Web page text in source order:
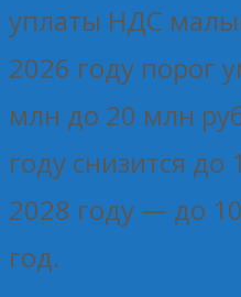
уплаты НДС
2026 году порог
млн до 20 млн
году снизится
2028 году — до
год.